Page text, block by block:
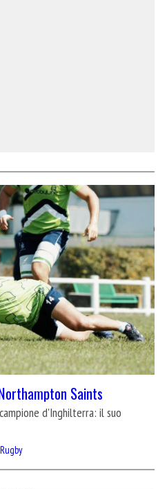
Saints
d'Inghilterra: il suo